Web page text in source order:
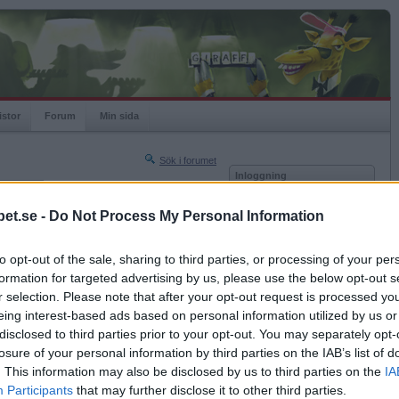
- Do Not Process My Personal Information
opt-out of the sale, sharing to third parties, or processing of your
for targeted advertising by us, please use the below opt-out
selection. Please note that after your opt-out request is processed
interest-based ads based on personal information utilized by us
to third parties prior to your opt-out. You may separately
of your personal information by third parties on the IAB’s list of
This information may also be disclosed by us to third parties on the
Participants that may further disclose it to other third parties.
Forum Min sida
Sök i forumet
Nästa sida »
2020-11-12 20:48
Inloggning
Kom ihåg mig
Glömt ditt lösenord?
Få ny aktiveringslänk
Betapet är gratis!